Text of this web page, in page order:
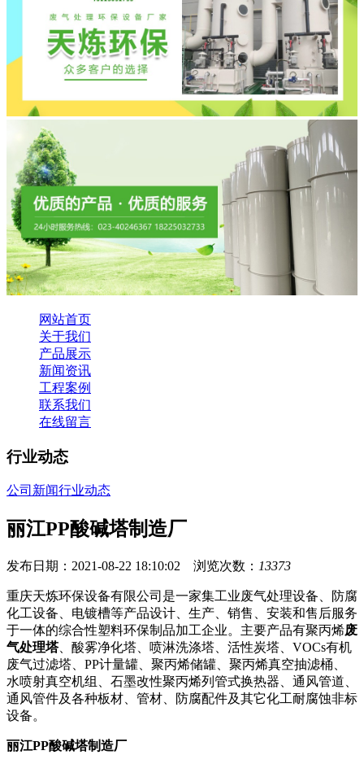
网站首页
关于我们
产品展示
新闻资讯
工程案例
联系我们
在线留言
行业动态
公司新闻行业动态
丽江PP酸碱塔制造厂
发布日期：2021-08-22 18:10:02 浏览次数： 13373
重庆天炼环保设备有限公司是一家集工业废气处理设备、防腐
化工设备、电镀槽等产品设计、生产、销售、安装和售后服务
于一体的综合性塑料环保制品加工企业。主要产品有聚丙烯废
气处理塔、酸雾净化塔、喷淋洗涤塔、活性炭塔、VOCs有机
废气过滤塔、PP计量罐、聚丙烯储罐、聚丙烯真空抽滤桶、
水喷射真空机组、石墨改性聚丙烯列管式换热器、通风管道、
通风管件及各种板材、管材、防腐配件及其它化工耐腐蚀非标
设备。
丽江PP酸碱塔制造厂